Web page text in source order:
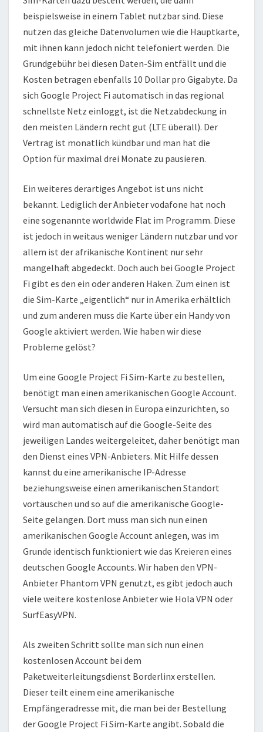
beispielsweise in einem Tablet nutzbar sind. Diese
nutzen das gleiche Datenvolumen wie die Hauptkarte,
mit ihnen kann jedoch nicht telefoniert werden. Die
Grundgebühr bei diesen Daten-Sim entfällt und die
Kosten betragen ebenfalls 10 Dollar pro Gigabyte. Da
sich Google Project Fi automatisch in das regional
schnellste Netz einloggt, ist die Netzabdeckung in
den meisten Ländern recht gut (LTE überall). Der
Vertrag ist monatlich kündbar und man hat die
Option für maximal drei Monate zu pausieren.
Ein weiteres derartiges Angebot ist uns nicht
bekannt. Lediglich der Anbieter vodafone hat noch
eine sogenannte worldwide Flat im Programm. Diese
ist jedoch in weitaus weniger Ländern nutzbar und vor
allem ist der afrikanische Kontinent nur sehr
mangelhaft abgedeckt. Doch auch bei Google Project
Fi gibt es den ein oder anderen Haken. Zum einen ist
die Sim-Karte „eigentlich“ nur in Amerika erhältlich
und zum anderen muss die Karte über ein Handy von
Google aktiviert werden. Wie haben wir diese
Probleme gelöst?
Um eine Google Project Fi Sim-Karte zu bestellen,
benötigt man einen amerikanischen Google Account.
Versucht man sich diesen in Europa einzurichten, so
wird man automatisch auf die Google-Seite des
jeweiligen Landes weitergeleitet, daher benötigt man
den Dienst eines VPN-Anbieters. Mit Hilfe dessen
kannst du eine amerikanische IP-Adresse
beziehungsweise einen amerikanischen Standort
vortäuschen und so auf die amerikanische Google-
Seite gelangen. Dort muss man sich nun einen
amerikanischen Google Account anlegen, was im
Grunde identisch funktioniert wie das Kreieren eines
deutschen Google Accounts. Wir haben den VPN-
Anbieter Phantom VPN genutzt, es gibt jedoch auch
viele weitere kostenlose Anbieter wie Hola VPN oder
SurfEasyVPN.
Als zweiten Schritt sollte man sich nun einen
kostenlosen Account bei dem
Paketweiterleitungsdienst Borderlinx erstellen.
Dieser teilt einem eine amerikanische
Empfängeradresse mit, die man bei der Bestellung
der Google Project Fi Sim-Karte angibt. Sobald die